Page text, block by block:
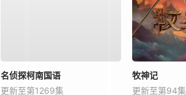
名侦探柯南国语
更新至第1269集
牧神记
更新至第94集